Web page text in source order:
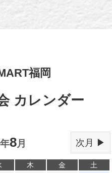
福岡
カレンダー
年8月 次月 ▶
木 金 土